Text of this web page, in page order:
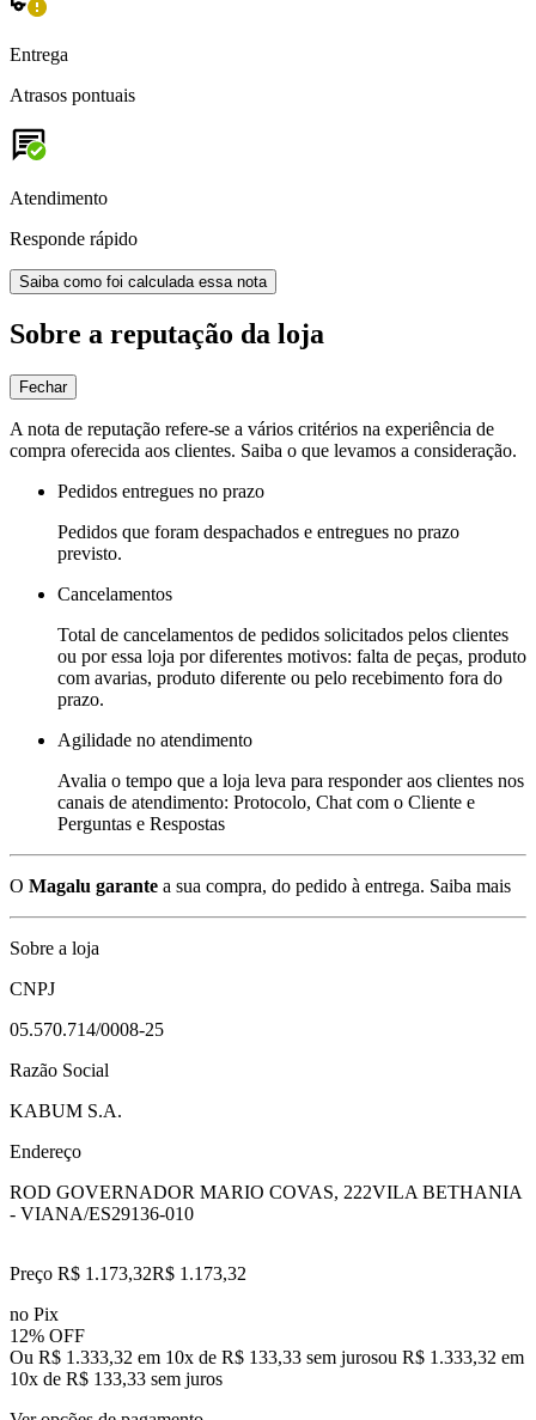
Entrega
Atrasos pontuais
Atendimento
Responde rápido
Saiba como foi calculada essa nota
Sobre a reputação da loja
Fechar
A nota de reputação refere-se a vários critérios na experiência de
compra oferecida aos clientes. Saiba o que levamos a consideração.
Pedidos entregues no prazo
Pedidos que foram despachados e entregues no prazo
previsto.
Cancelamentos
Total de cancelamentos de pedidos solicitados pelos clientes
ou por essa loja por diferentes motivos: falta de peças, produto
com avarias, produto diferente ou pelo recebimento fora do
prazo.
Agilidade no atendimento
Avalia o tempo que a loja leva para responder aos clientes nos
canais de atendimento: Protocolo, Chat com o Cliente e
Perguntas e Respostas
O Magalu garante a sua compra, do pedido à entrega. Saiba mais
Sobre a loja
CNPJ
05.570.714/0008-25
Razão Social
KABUM S.A.
Endereço
ROD GOVERNADOR MARIO COVAS, 222VILA BETHANIA
- VIANA/ES29136-010
Preço R$ 1.173,32R$ 1.173,32
no Pix
12% OFF
Ou R$ 1.333,32 em 10x de R$ 133,33 sem jurosou R$ 1.333,32 em
10x de R$ 133,33 sem juros